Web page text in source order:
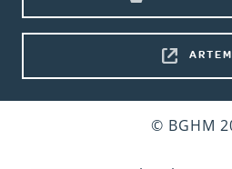
shortcuts
© BGHM